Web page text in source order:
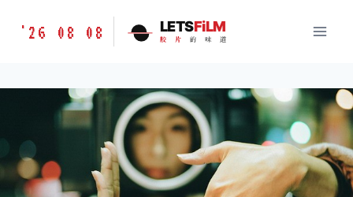
胶
味
LETSFILM
'26 08 08 LETSFiLM
胶 片 的 味 道